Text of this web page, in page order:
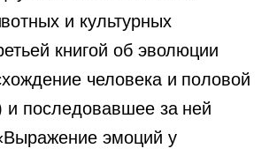
и культурных
книгой об эволюции
человека и половой
и последовавшее за ней
эмоций у